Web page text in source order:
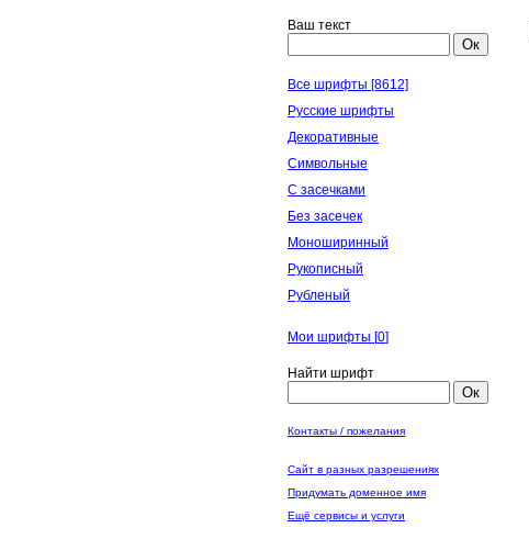
Ваш текст
Ок
Все шрифты [8612]
Русские шрифты
Декоративные
Символьные
С засечками
Без засечек
Моноширинный
Рукописный
Рубленый
Мои шрифты [0]
Найти шрифт
Ок
Контакты / пожелания
Сайт в разных разрешениях
Придумать доменное имя
Ещё сервисы и услуги